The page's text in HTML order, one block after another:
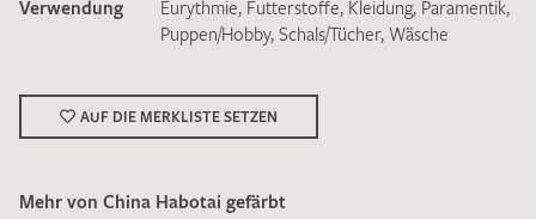
genommen und akzeptiere diese.
MUSTERANFRAGE SENDEN
Verwendung
Eurythmie, Futterstoffe, Kleidung, Paramentik,
Puppen/Hobby, Schals/Tücher, Wäsche
AUF DIE MERKLISTE SETZEN
Mehr von China Habotai gefärbt